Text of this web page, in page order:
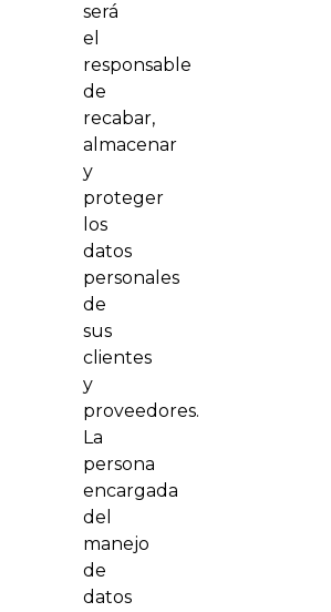
será
el
responsable
de
recabar,
almacenar
y
proteger
los
datos
personales
de
sus
clientes
y
proveedores.
La
persona
encargada
del
manejo
de
datos